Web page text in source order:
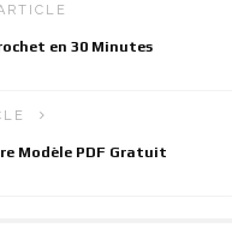
en 30 Minutes
Modèle PDF Gratuit